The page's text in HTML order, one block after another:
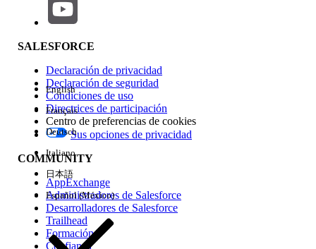
Repercusión de función
Edición
Experiencia
SALESFORCE
Declaración de privacidad
Declaración de seguridad
Condiciones de uso
Directrices de participación
Centro de preferencias de cookies
Sus opciones de privacidad
COMMUNITY
AppExchange
Administradores de Salesforce
Desarrolladores de Salesforce
Trailhead
Formación
Confianza
English
Français
Deutsch
Italiano
日本語
Español (México)